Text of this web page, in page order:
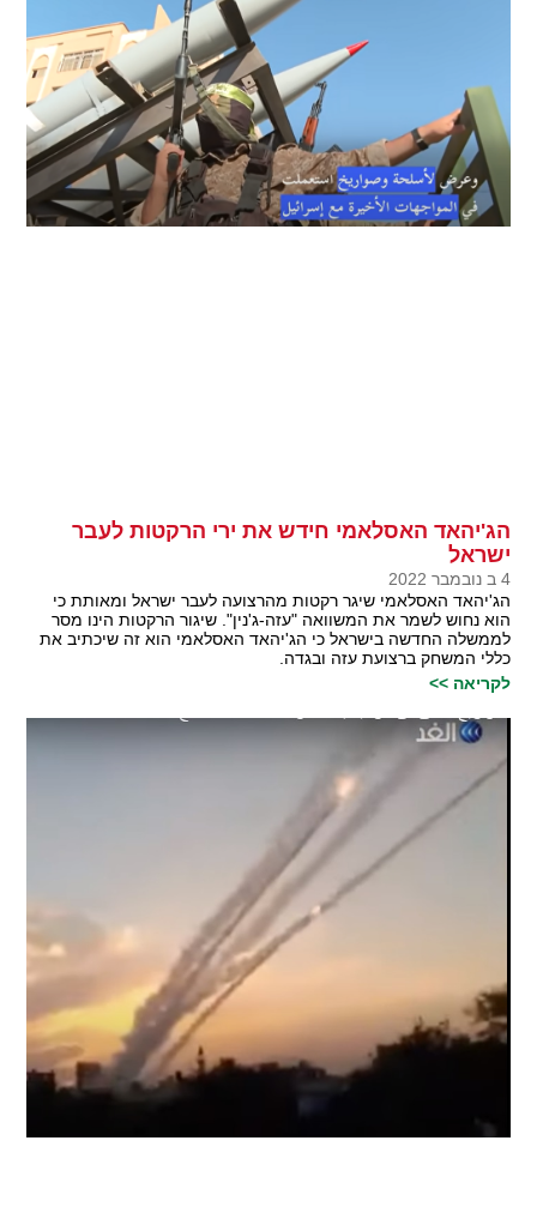
הג'יהאד האסלאמי חידש את ירי הרקטות לעבר
ישראל
4 ב נובמבר 2022
הג'יהאד האסלאמי שיגר רקטות מהרצועה לעבר ישראל ומאותת כי
הוא נחוש לשמר את המשוואה "עזה-ג'נין". שיגור הרקטות הינו מסר
לממשלה החדשה בישראל כי הג'יהאד האסלאמי הוא זה שיכתיב את
כללי המשחק ברצועת עזה ובגדה.
לקריאה >>